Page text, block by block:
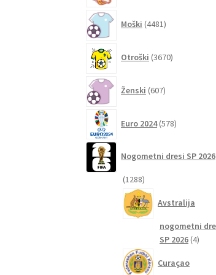
Moški 4481izdelkov
Otroški 3670izdelkov
Ženski 607izdelkov
Euro 2024 578izdelkov
Nogometni dresi SP 2026
12881288
izdelkov
Avstralija
nogometni
SP 2026 44
Curaçao